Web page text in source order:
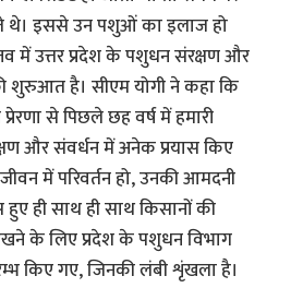
थे। इससे उन पशुओं का इलाज हो
में उत्तर प्रदेश के पशुधन संरक्षण और
शुरुआत है। सीएम योगी ने कहा कि
प्रेरणा से पिछले छह वर्ष में हमारी
और संवर्धन में अनेक प्रयास किए
में परिवर्तन हो, उनकी आमदनी
ही साथ ही साथ किसानों की
के लिए प्रदेश के पशुधन विभाग
किए गए, जिनकी लंबी शृंखला है।